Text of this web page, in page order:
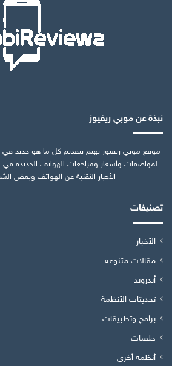
نبذة عن موبي ريفيوز
موقع موبي ريفيوز يهتم بتقديم كل ما هو جديد
لمواصفات وأسعار ومراجعات الهواتف الجديدة
الأخبار التقنية عن الهواتف وبعض
تصنيفات
الأخبار
مقالات متنوعة
أندرويد
تحديثات الأنظمة
برامج وتطبيقات
خلفيات
أنظمة أخرى